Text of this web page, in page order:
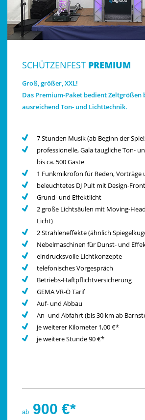
SCHÜTZENFEST PREMIUM
Groß, größer, XXL!
Das Premium-Paket bedient Zeltgrößen
ausreichend Ton- und Lichttechnik.
7 Stunden Musik (ab Beginn der
professionelle, Gala taugliche Ton-
bis ca. 500 Gäste
1 Funkmikrofon für Reden, Vorträge
beleuchtetes DJ Pult mit Design-Front
Grund- und Effektlicht
2 große Lichtsäulen mit Moving-
Licht)
2 Strahleneffekte (ähnlich
Nebelmaschinen für Dunst- und
eindrucksvolle Lichtkonzepte
telefonisches Vorgespräch
Betriebs-Haftpflichtversicherung
GEMA VR-Ö Tarif
Auf- und Abbau
An- und Abfahrt (bis 30 km ab
je weiterer Kilometer 1,00 €*
je weitere Stunde 90 €*
ab 900 €*